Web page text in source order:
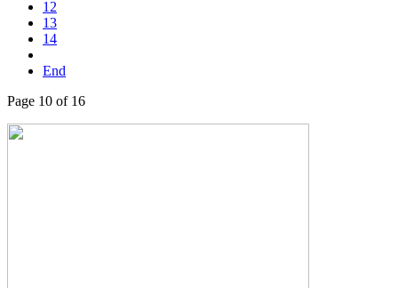
12
13
14
End
Page 10 of 16